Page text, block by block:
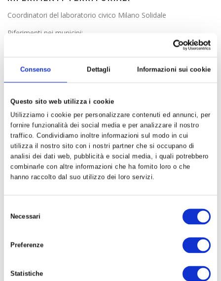
Consenso Dettagli Informazioni sui cookie
Questo sito web utilizza i cookie
Utilizziamo i cookie per personalizzare contenuti ed annunci, per
fornire funzionalità dei social media e per analizzare il nostro
traffico. Condividiamo inoltre informazioni sul modo in cui
utilizza il nostro sito con i nostri partner che si occupano di
analisi dei dati web, pubblicità e social media, i quali potrebbero
combinarle con altre informazioni che ha fornito loro o che
hanno raccolto dal suo utilizzo dei loro servizi.
delNecessari
Preferenze
Statistiche
Coordinatori del laboratorio civico Milano Solidale
Riferimenti nei municipi:
MUN 6|MUN
Tutti i documenti
Dispense di cultura e formazione politica
Dibattito c3dem sulle prospettive della democrazia
Video
Archivio incontri
Dai Quartieri
Idee